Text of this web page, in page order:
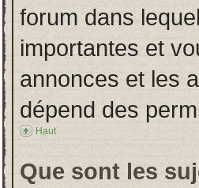
forum dans
importantes et
annonces et les
dépend des
Haut
Que sont les